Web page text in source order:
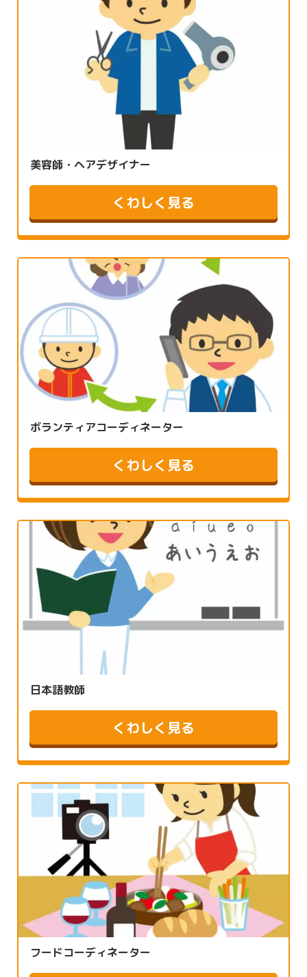
美容師・ヘアデザイナー
くわしく見る
ボランティアコーディネーター
くわしく見る
日本語教師
くわしく見る
フードコーディネーター